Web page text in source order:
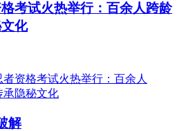
考试火热举行：百余人跨龄
化
解